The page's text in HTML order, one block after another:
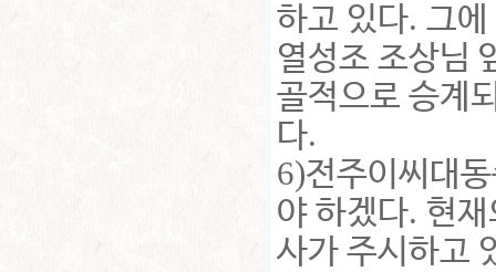
하고 있다. 그
열성조 조상님
골적으로 승계
다.
6)전주이씨대
야 하겠다. 현
사가 주시하고